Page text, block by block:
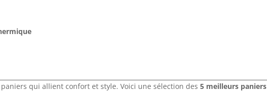
qui allient confort et style. Voici une sélection des 5 meilleurs paniers